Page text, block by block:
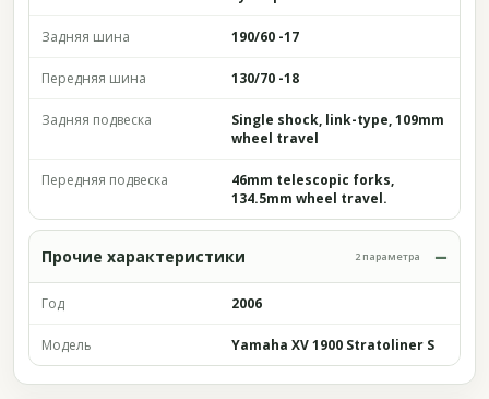
Задняя шина 190/60 -17
Передняя шина 130/70 -18
Задняя подвеска
Single shock, link-type, 109mm
wheel travel
Передняя подвеска
46mm telescopic forks,
134.5mm wheel travel.
Прочие характеристики 2 параметра
Год 2006
Модель Yamaha XV 1900 Stratoliner S